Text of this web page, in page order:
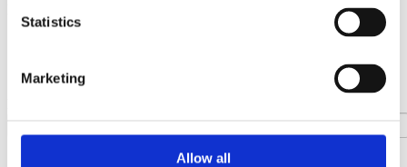
Statistics
Marketing
Allow all
Kontakt Godskesen A/S i dag - Vi står klar til at rådgive dig.
Besøg vores showroom